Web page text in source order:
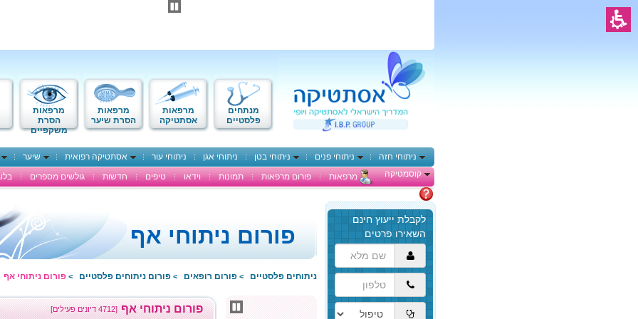
מנתחים
פלסטיים
מרפאות
אסתטיקה
מרפאות
הסרת שיער
מרפאות
הסרת
משקפיים
ניתוחי חזה ניתוחי פנים ניתוחי בטן ניתוחי אגן ניתוחי עור אסתטיקה רפואית שיער
קוסמטיקה
מרפאות פורום מרפאות תמונות וידאו טיפים חדשות גולשים מספרים
הגעת
לתוכן
המרכזי,
באפשרותך
ללחוץ
אנטר
כדי
לדלג
לאזור
פורום ניתוחי אף
ניתוחים פלסטיים > פורום רופאים > פורום ניתוחים פלסטיים > פורום ניתוחי אף
[4712 דיונים פעילים] פורום ניתוחי אף